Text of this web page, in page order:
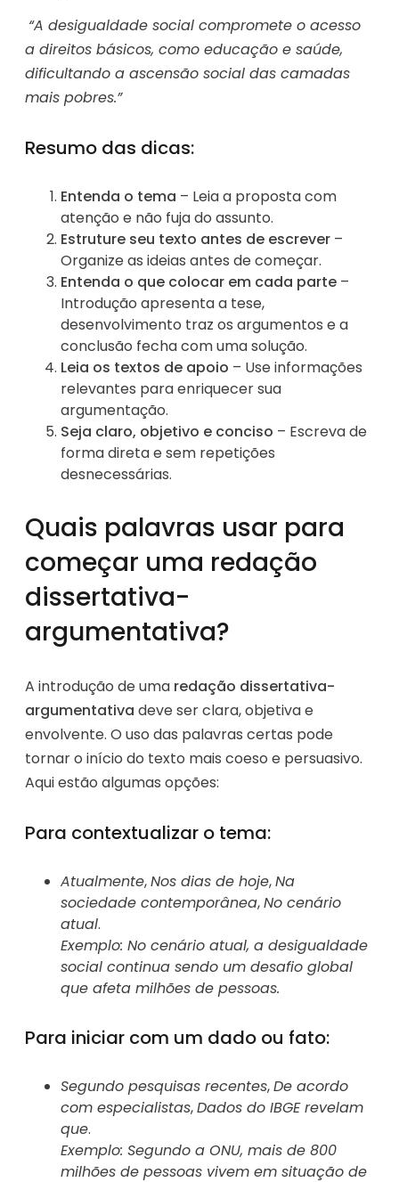
“A desigualdade social compromete o acesso
a direitos básicos, como educação e saúde,
dificultando a ascensão social das camadas
mais pobres.”
Resumo das dicas:
Entenda o tema – Leia a proposta com
atenção e não fuja do assunto.
Estruture seu texto antes de escrever –
Organize as ideias antes de começar.
Entenda o que colocar em cada parte –
Introdução apresenta a tese,
desenvolvimento traz os argumentos e a
conclusão fecha com uma solução.
Leia os textos de apoio – Use informações
relevantes para enriquecer sua
argumentação.
Seja claro, objetivo e conciso – Escreva de
forma direta e sem repetições
desnecessárias.
Quais palavras usar para
começar uma redação
dissertativa-
argumentativa?
A introdução de uma redação dissertativa-
argumentativa deve ser clara, objetiva e
envolvente. O uso das palavras certas pode
tornar o início do texto mais coeso e persuasivo.
Aqui estão algumas opções:
Para contextualizar o tema:
Atualmente,Nos dias de hoje,Na
sociedade contemporânea,No cenário
atual.
Exemplo: No cenário atual, a desigualdade
social continua sendo um desafio global
que afeta milhões de pessoas.
Para iniciar com um dado ou fato:
Segundo pesquisas recentes,De acordo
com especialistas,Dados do IBGE revelam
que.
Exemplo: Segundo a ONU, mais de 800
milhões de pessoas vivem em situação de